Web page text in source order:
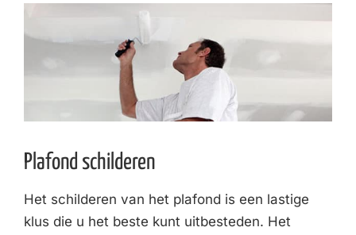
Plafond schilderen
Het schilderen van het plafond is een lastige
klus die u het beste kunt uitbesteden. Het